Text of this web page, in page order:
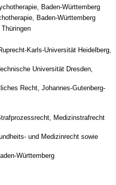
Baden-Württemberg
Baden-Württemberg
Karls-Universität Heidelberg,
Universität Dresden,
Recht, Johannes-Gutenberg-
Medizinstrafrecht
und Medizinrecht sowie
Württemberg